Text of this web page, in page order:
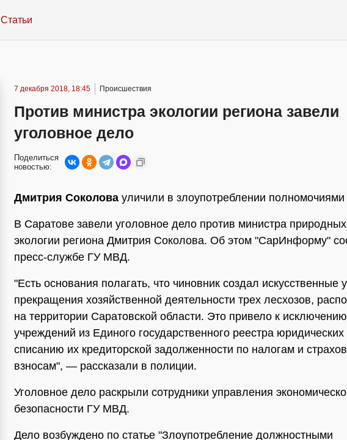
Статьи
7 декабря 2018, 18:45 Происшествия
Против министра экологии региона завели
уголовное дело
Поделиться
новостью:
Дмитрия Соколова уличили в злоупотреблении полномочиями
В Саратове завели уголовное дело против министра
экологии региона Дмитрия Соколова. Об этом "СарИнформу"
пресс-службе ГУ МВД.
"Есть основания полагать, что чиновник создал искусственные
прекращения хозяйственной деятельности трех лесхозов,
на территории Саратовской области. Это привело к исключению
учреждений из Единого государственного реестра
списанию их кредиторской задолженности по налогам и
взносам", — рассказали в полиции.
Уголовное дело раскрыли сотрудники управления
безопасности ГУ МВД.
Дело возбуждено по статье "Злоупотребление должностными